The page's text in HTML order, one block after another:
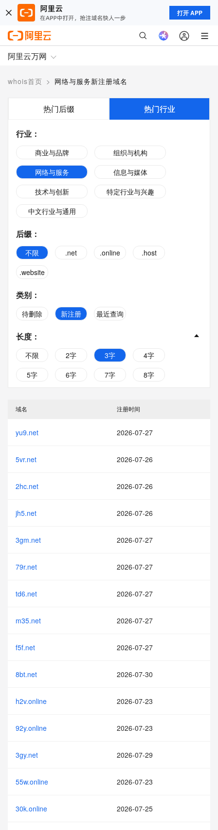
打开 APP
阿里云万网
whois首页 > 网络与服务新注册域名
热门后缀 热门行业
行业 ：
商业与品牌
组织与机构
网络与服务
信息与媒体
技术与创新
特定行业与兴趣
中文行业与通用
后缀 ：
不限 .net .online
.host
.website
类别 ：
待删除 新注册 最近查询
长度 ：
不限 2字 3字
4字
5字
6字 7字
8字
域名 注册时间
yu9.net 2026-07-27
5vr.net 2026-07-26
2hc.net 2026-07-26
jh5.net 2026-07-26
3gm.net 2026-07-27
79r.net 2026-07-27
td6.net 2026-07-27
m35.net 2026-07-27
f5f.net 2026-07-27
8bt.net 2026-07-30
h2v.online 2026-07-23
92y.online 2026-07-23
3gy.net 2026-07-29
55w.online 2026-07-23
30k.online 2026-07-25